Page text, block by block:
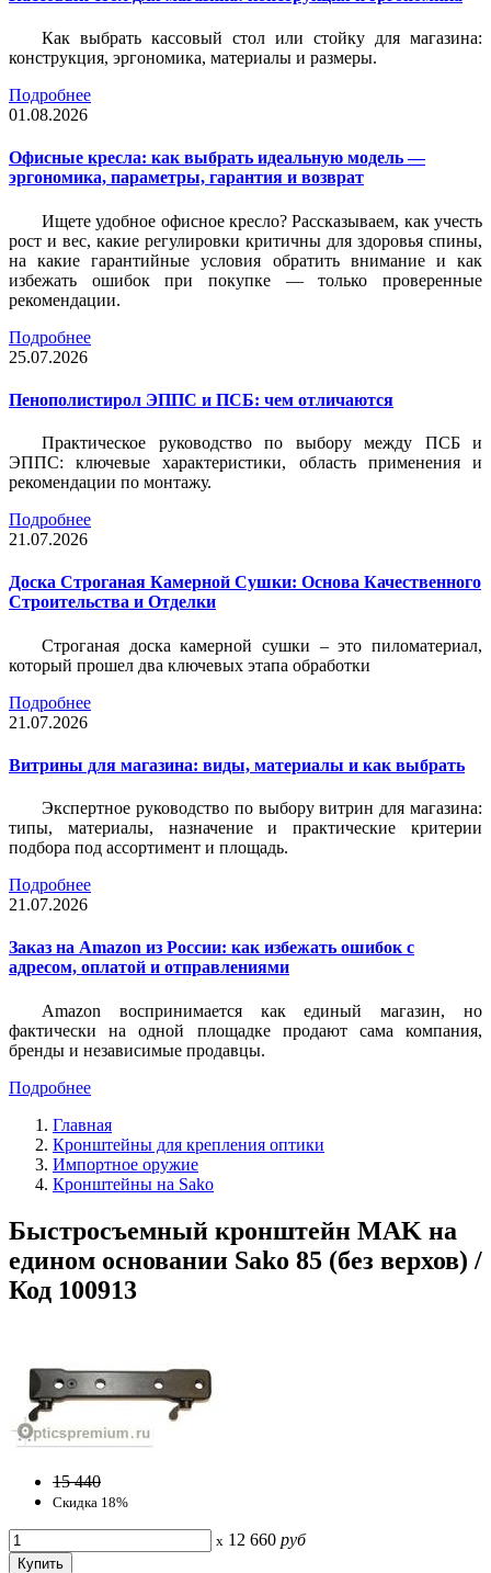
Как выбрать кассовый стол или стойку для магазина:
конструкция, эргономика, материалы и размеры.
Подробнее
01.08.2026
Офисные кресла: как выбрать идеальную модель —
эргономика, параметры, гарантия и возврат
Ищете удобное офисное кресло? Рассказываем, как учесть
рост и вес, какие регулировки критичны для здоровья спины,
на какие гарантийные условия обратить внимание и как
избежать ошибок при покупке — только проверенные
рекомендации.
Подробнее
25.07.2026
Пенополистирол ЭППС и ПСБ: чем отличаются
Практическое руководство по выбору между ПСБ и
ЭППС: ключевые характеристики, область применения и
рекомендации по монтажу.
Подробнее
21.07.2026
Доска Строганая Камерной Сушки: Основа Качественного
Строительства и Отделки
Строганая доска камерной сушки – это пиломатериал,
который прошел два ключевых этапа обработки
Подробнее
21.07.2026
Витрины для магазина: виды, материалы и как выбрать
Экспертное руководство по выбору витрин для магазина:
типы, материалы, назначение и практические критерии
подбора под ассортимент и площадь.
Подробнее
21.07.2026
Заказ на Amazon из России: как избежать ошибок с
адресом, оплатой и отправлениями
Amazon воспринимается как единый магазин, но
фактически на одной площадке продают сама компания,
бренды и независимые продавцы.
Подробнее
Главная
Кронштейны для крепления оптики
Импортное оружие
Кронштейны на Sako
Быстросъемный кронштейн MAK на
едином основании Sako 85 (без верхов) /
Код 100913
15 440
Скидка 18%
x 12 660 руб